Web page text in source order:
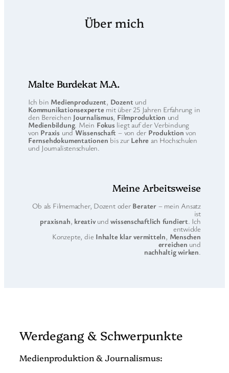
Über mich
Malte Burdekat M.A.
Ich bin Medienproduzent, Dozent und
Kommunikationsexperte mit über 25 Jahren Erfahrung in
den Bereichen Journalismus, Filmproduktion und
Medienbildung. Mein Fokus liegt auf der Verbindung
von Praxis undWissenschaft – von der Produktion von
Fernsehdokumentationen bis zur Lehre an Hochschulen
und Journalistenschulen.
Meine Arbeitsweise
Ob als Filmemacher, Dozent oder Berater– mein Ansatz
ist
praxisnah, kreativundwissenschaftlich fundiert. Ich
entwickle
Konzepte, die Inhalte klar vermitteln, Menschen
erreichen und
nachhaltig wirken.
Werdegang & Schwerpunkte
Medienproduktion & Journalismus: